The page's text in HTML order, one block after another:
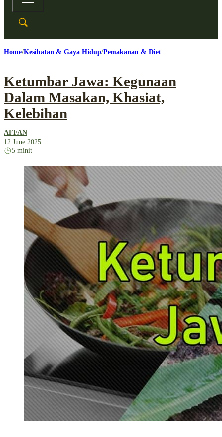
Home Kesihatan & Gaya Hidup Pemakanan & Diet
Ketumbar Jawa: Kegunaan
Dalam Masakan, Khasiat,
Kelebihan
AFFAN
12 June 2025
5 minit